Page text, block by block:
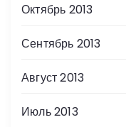
Октябрь 2013
Сентябрь 2013
Август 2013
Июль 2013